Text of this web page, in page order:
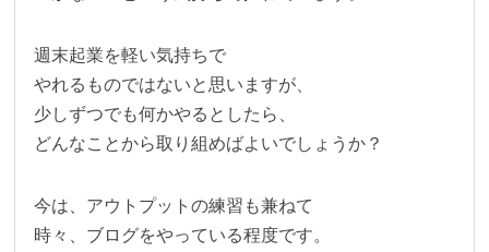
週末起業を軽い気持ちで
やれるものではないと思いますが、
少しずつでも何かやるとしたら、
どんなことから取り組めばよいでしょうか？
今は、アウトプットの練習も兼ねて
時々、ブログをやっている程度です。